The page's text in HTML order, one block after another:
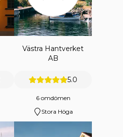
Västra Hantverket
AB
5.0
6 omdömen
Stora Höga